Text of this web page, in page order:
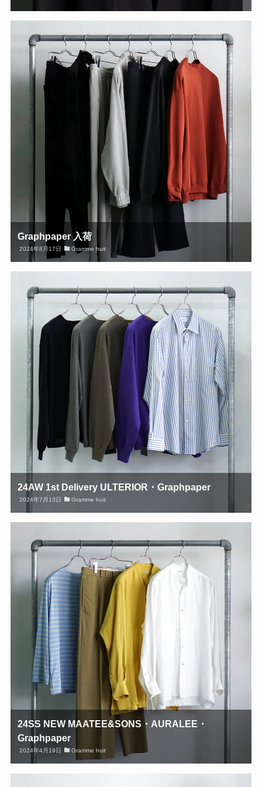
Graphpaper 入荷
2024年8月17日 Gramme huit
24AW 1st Delivery ULTERIOR・Graphpaper
2024年7月13日 Gramme huit
24SS NEW MAATEE&SONS・AURALEE・
Graphpaper
2024年4月19日 Gramme huit